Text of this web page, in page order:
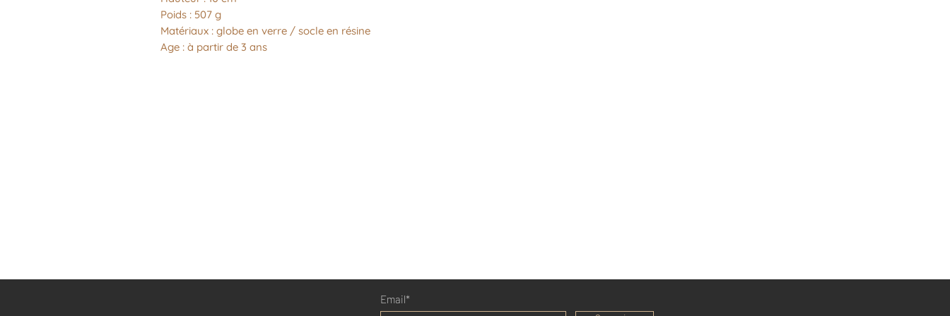
Poids : 507 g
Matériaux : globe en verre / socle en résine
Age : à partir de 3 ans
Email*